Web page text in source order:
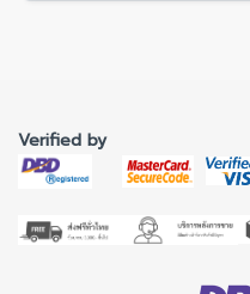
Verified by